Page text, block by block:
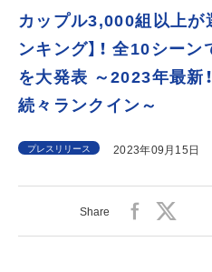
カップル3,000組以上が
ンキング】！ 全10シー
を大発表 ～2023年最新
続々ランクイン～
プレスリリース 2023年09月15日
Share